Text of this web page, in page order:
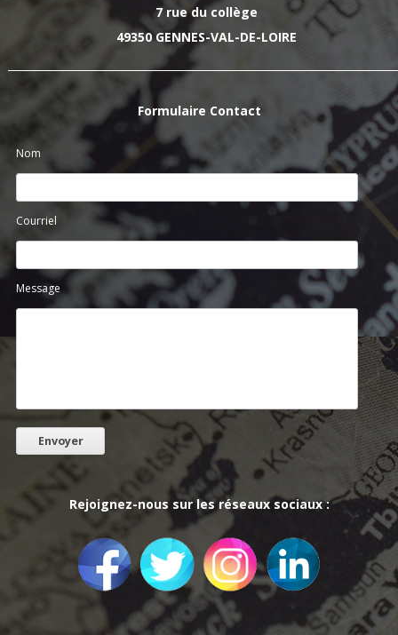
7 rue du collège
49350 GENNES-VAL-DE-LOIRE
Formulaire Contact
Nom
Courriel
Message
Rejoignez-nous sur les réseaux sociaux :